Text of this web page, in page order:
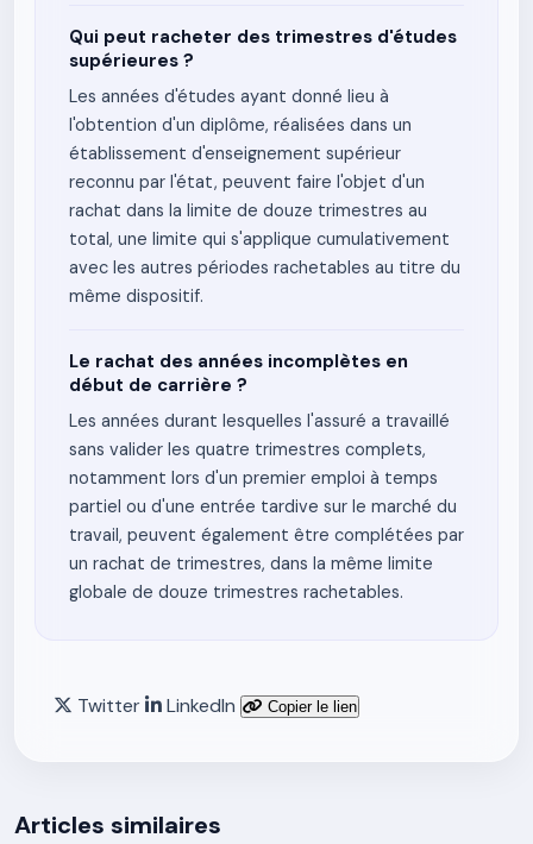
Qui peut racheter des trimestres d'études
supérieures ?
Les années d'études ayant donné lieu à
l'obtention d'un diplôme, réalisées dans un
établissement d'enseignement supérieur
reconnu par l'état, peuvent faire l'objet d'un
rachat dans la limite de douze trimestres au
total, une limite qui s'applique cumulativement
avec les autres périodes rachetables au titre du
même dispositif.
Le rachat des années incomplètes en
début de carrière ?
Les années durant lesquelles l'assuré a travaillé
sans valider les quatre trimestres complets,
notamment lors d'un premier emploi à temps
partiel ou d'une entrée tardive sur le marché du
travail, peuvent également être complétées par
un rachat de trimestres, dans la même limite
globale de douze trimestres rachetables.
Twitter LinkedIn Copier le lien
Articles similaires